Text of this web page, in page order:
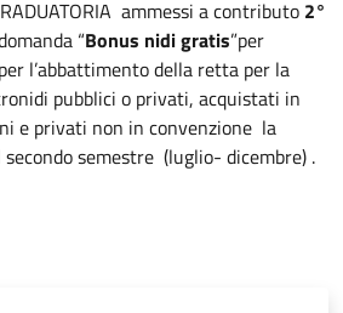
ammessi a contributo 2°
“Bonus nidi gratis”per
l’abbattimento della retta per la
pubblici o privati, acquistati in
e privati non in convenzione la
semestre (luglio- dicembre) .